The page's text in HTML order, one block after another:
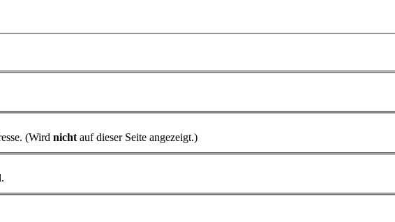
(Wird nicht auf dieser Seite angezeigt.)